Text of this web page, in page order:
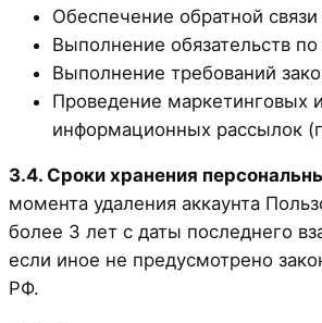
Обеспечение обратной
Выполнение обязательств
Выполнение требований
Проведение маркетинговых и
информационных рассылок
3.4. Сроки хранения
момента удаления аккаунта
более 3 лет с даты последнего
если иное не предусмотрено
РФ.